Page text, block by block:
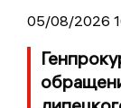
05/08/2026